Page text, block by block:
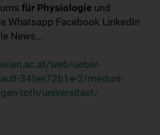
für Physiologie und
Whatsapp Facebook LinkedIn
News...
web/ueber-
34fee72b1e-2/meduni-
toth/universitaet/